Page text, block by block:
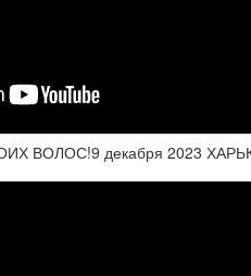
ВОЛОС!9 декабря 2023